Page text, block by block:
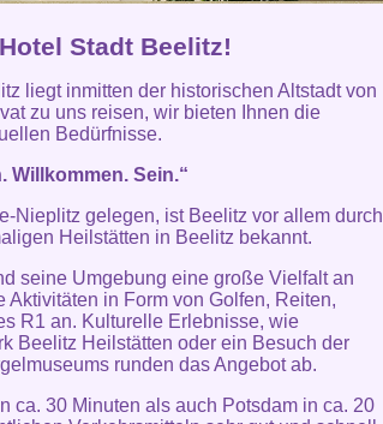
Stadt Beelitz!
liegt inmitten der historischen Altstadt von
zu uns reisen, wir bieten Ihnen die
Bedürfnisse.
Willkommen. Sein.“
Nieplitz gelegen, ist Beelitz vor allem durch
Heilstätten in Beelitz bekannt.
seine Umgebung eine große Vielfalt an
in Form von Golfen, Reiten,
R1 an. Kulturelle Erlebnisse, wie
Beelitz Heilstätten oder ein Besuch der
runden das Angebot ab.
ca. 30 Minuten als auch Potsdam in ca. 20